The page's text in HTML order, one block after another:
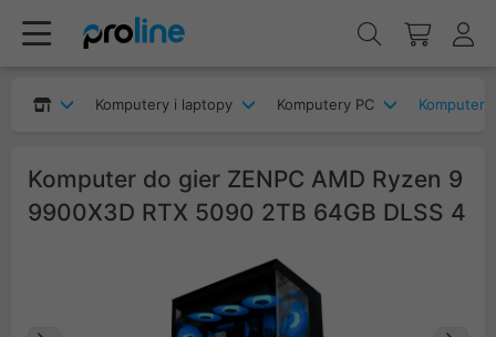
Komputery i laptopy Komputery PC
Komputer do gier ZENPC AMD Ryzen 9
9900X3D RTX 5090 2TB 64GB DLSS 4